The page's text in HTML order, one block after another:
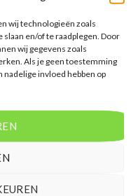
wij technologieën zoals
en/of te raadplegen. Door
wij gegevens zoals
Als je geen toestemming
invloed hebben op
en worden
aanbieders. Je hebt
beste deal te pakken